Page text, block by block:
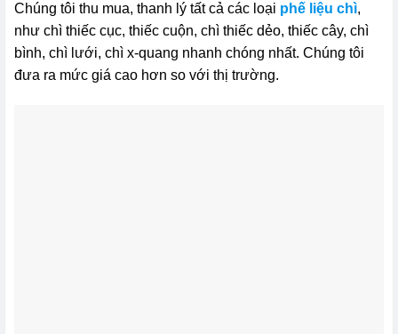
Chúng tôi thu mua, thanh lý tất cả các loại phế liệu chì,
như chì thiếc cục, thiếc cuộn, chì thiếc dẻo, thiếc cây, chì
bình, chì lưới, chì x-quang nhanh chóng nhất. Chúng tôi
đưa ra mức giá cao hơn so với thị trường.